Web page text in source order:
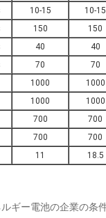
10-15 10-15
150 150
40 40
70 70
1000 1000
1000 1000
700 700
700 700
11 18.5
ギー電池の企業の条